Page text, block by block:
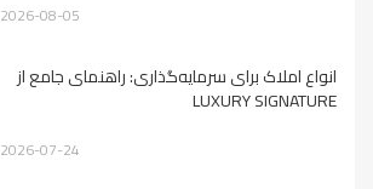
2026-08-05
انواع املاک برای سرمایه‌گذاری: راهنمای جامع از
LUXURY SIGNATURE
2026-07-24